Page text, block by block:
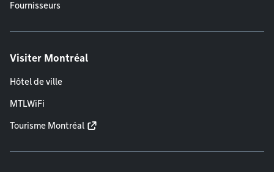
Fournisseurs
Visiter Montréal
Hôtel de ville
MTLWiFi
Tourisme Montréal